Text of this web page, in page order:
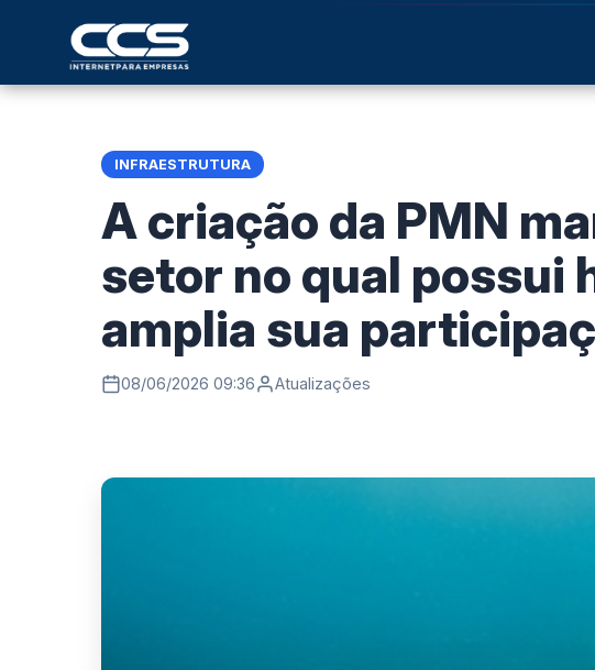
INFRAESTRUTURA
A criação da PMN
setor no qual possui
amplia sua
08/06/2026 09:36 Atualizações